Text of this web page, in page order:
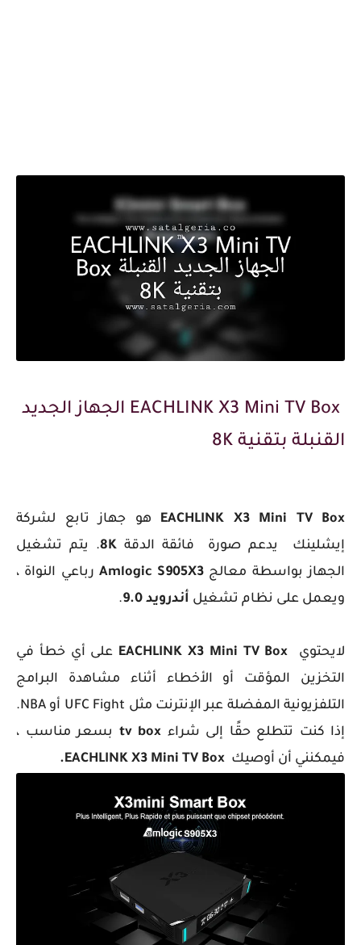
EACHLINK X3 Mini TV Box الجهاز الجديد
القنبلة بتقنية 8K
EACHLINK X3 Mini TV Box هو جهاز تابع لشركة
إيشلينك يدعم صورة فائقة الدقة8K. يتم تشغيل
الجهاز بواسطة معالج Amlogic S905X3 رباعي النواة ،
ويعمل على نظام تشغيل أندرويد 9.0 .
لايحتوي EACHLINK X3 Mini TV Box على أي خطأ في
التخزين المؤقت أو الأخطاء أثناء مشاهدة البرامج
التلفزيونية المفضلة عبر الإنترنت مثل UFC Fight أو NBA.
إذا كنت تتطلع حقًا إلى شراء tv box بسعر مناسب ،
فيمكنني أن أوصيك EACHLINK X3 Mini TV Box.